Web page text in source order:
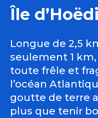
Île
Longue de 2,5
seulement 1 km,
toute frêle et
l’océan
goutte de terre
plus que tenir